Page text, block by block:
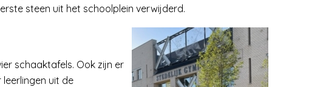
steen uit het schoolplein verwijderd.
schaaktafels. Ook zijn er
uit de